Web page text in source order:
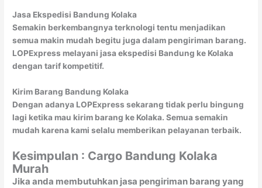
Jasa Ekspedisi Bandung Kolaka
Semakin berkembangnya terknologi tentu menjadikan
semua makin mudah begitu juga dalam pengiriman barang.
LOPExpress melayani jasa ekspedisi Bandung ke Kolaka
dengan tarif kompetitif.
Kirim Barang Bandung Kolaka
Dengan adanya LOPExpress sekarang tidak perlu bingung
lagi ketika mau kirim barang ke Kolaka. Semua semakin
mudah karena kami selalu memberikan pelayanan terbaik.
Kesimpulan : Cargo Bandung Kolaka
Murah
Jika anda membutuhkan jasa pengiriman barang yang